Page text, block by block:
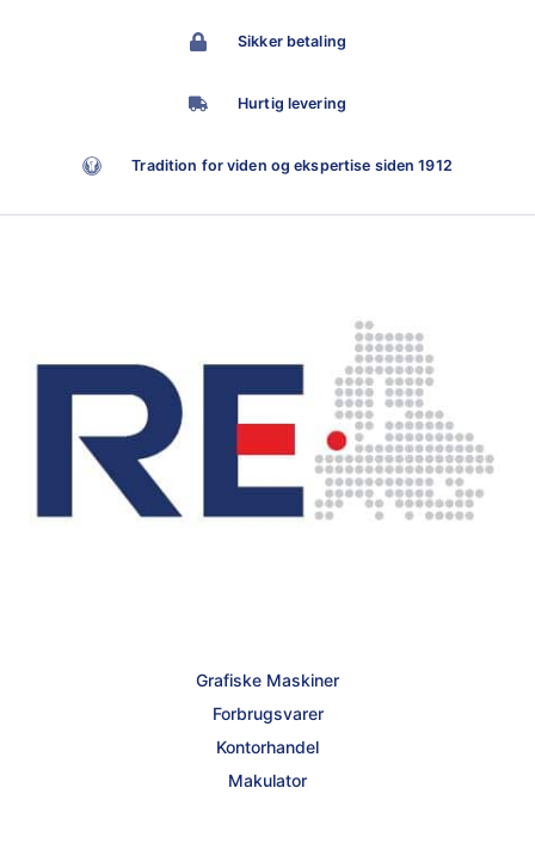
Sikker betaling
Hurtig levering
Tradition for viden og ekspertise siden 1912
Grafiske Maskiner
Forbrugsvarer
Kontorhandel
Makulator